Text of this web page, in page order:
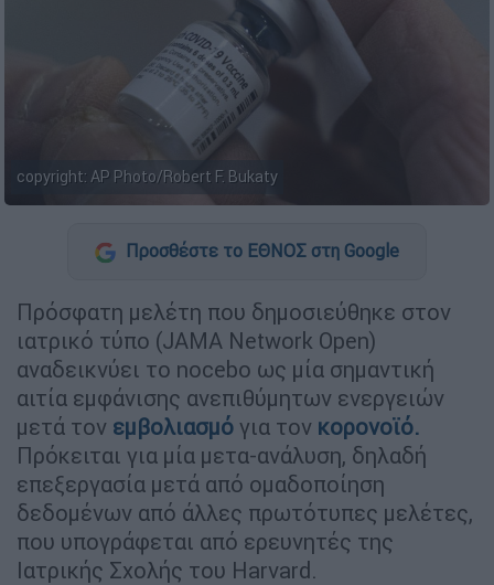
copyright: AP Photo/Robert F. Bukaty
Προσθέστε το ΕΘΝΟΣ στη Google
Πρόσφατη μελέτη που δημοσιεύθηκε στον
ιατρικό τύπο (JAMA Network Open)
αναδεικνύει το nocebo ως μία σημαντική
αιτία εμφάνισης ανεπιθύμητων ενεργειών
μετά τον εμβολιασμό για τον κορονοϊό.
Πρόκειται για μία μετα-ανάλυση, δηλαδή
επεξεργασία μετά από ομαδοποίηση
δεδομένων από άλλες πρωτότυπες μελέτες,
που υπογράφεται από ερευνητές της
Ιατρικής Σχολής του Harvard.